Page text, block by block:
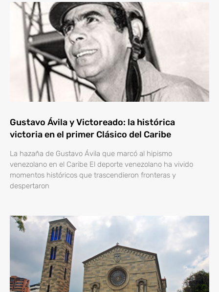
Gustavo Ávila y Victoreado: la histórica
victoria en el primer Clásico del Caribe
La hazaña de Gustavo Ávila que marcó al hipismo
venezolano en el Caribe El deporte venezolano ha vivido
momentos históricos que trascendieron fronteras y
despertaron